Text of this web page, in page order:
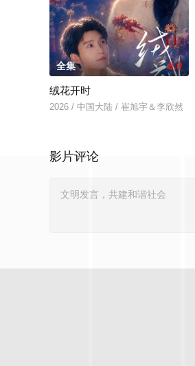
全集 8.0
绒花开时
2026 / 中国大陆 / 崔旭宇＆李欣然
影片评论